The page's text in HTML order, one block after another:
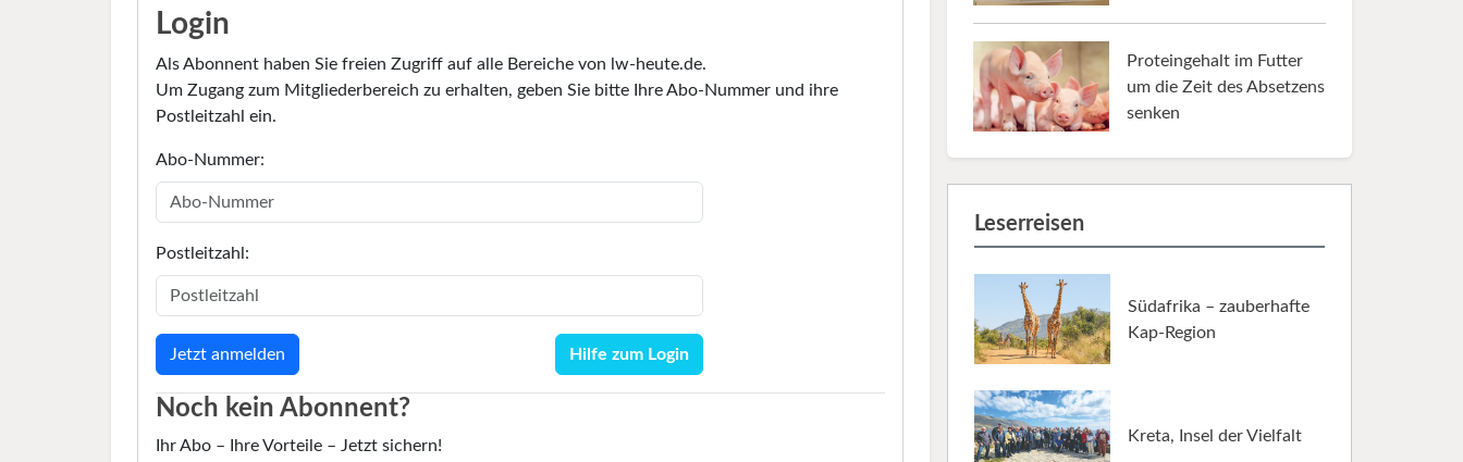
Login
Als Abonnent haben Sie freien Zugriff auf alle Bereiche von lw-heute.de.
Um Zugang zum Mitgliederbereich zu erhalten, geben Sie bitte Ihre Abo-Nummer und ihre
Postleitzahl ein.
Abo-Nummer:
Postleitzahl:
Hilfe zum Login
Noch kein Abonnent?
Ihr Abo – Ihre Vorteile – Jetzt sichern!
Proteingehalt im Futter
um die Zeit des Absetzens
senken
Leserreisen
Südafrika – zauberhafte
Kap-Region
Kreta, Insel der Vielfalt